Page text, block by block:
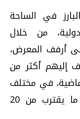
في الساحة
من خلال
أرفف المعرض،
يضاف إليهم أكثر من
6 شهور الماضية، في مختلف
السلاسل التي يصل عددها إلى ما يقترب من 20